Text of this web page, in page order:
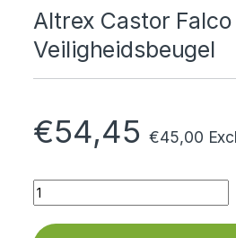
Altrex Castor
Veiligheidsbeugel
€54,45 €45,00
Quantity